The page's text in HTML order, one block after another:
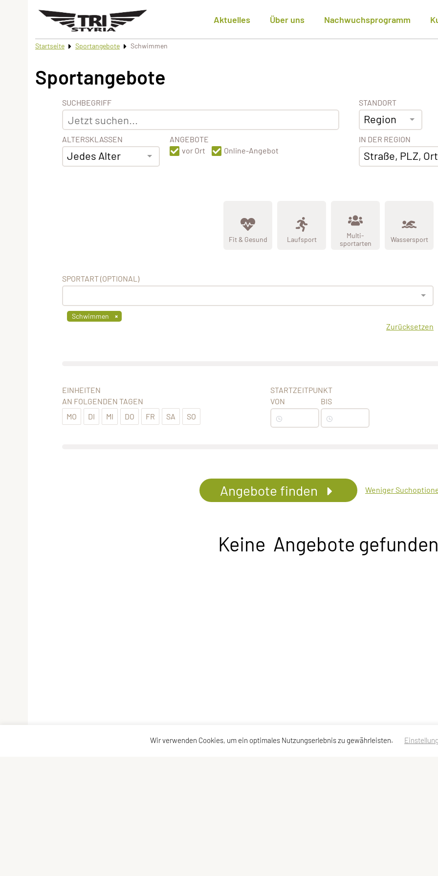
Aktuelles Über uns Nachwuchsprogramm
Startseite Sportangebote Schwimmen
Sportangebote
SUCHBEGRIFF
ALTERSKLASSEN
Jedes Alter
ANGEBOTE
vor Ort
Online-Angebot
STANDORT
Region
IN DER REGION
Straße, PLZ,
Fit & Gesund Laufsport
Multi-
sportarten
Wassersport
SPORTART (OPTIONAL)
Schwimmen
Zurücksetzen
EINHEITEN
AN FOLGENDEN TAGEN
MO
DI MI DO FR SA SO
STARTZEITPUNKT
VON
BIS
Angebote finden Weniger
Keine Angebote
Wir verwenden Cookies, um ein optimales Nutzungserlebnis zu gewährleisten.